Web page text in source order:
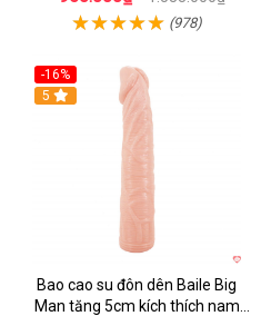
(978)
-16%
Hot
5
Bao cao su đôn dên Baile Big
Man tăng 5cm kích thích nam